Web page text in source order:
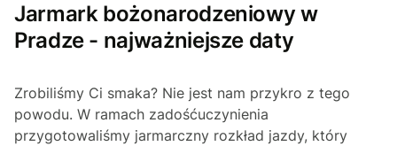
Jarmark bożonarodzeniowy w
Pradze - najważniejsze daty
Zrobiliśmy Ci smaka? Nie jest nam przykro z tego
powodu. W ramach zadośćuczynienia
przygotowaliśmy jarmarczny rozkład jazdy, który